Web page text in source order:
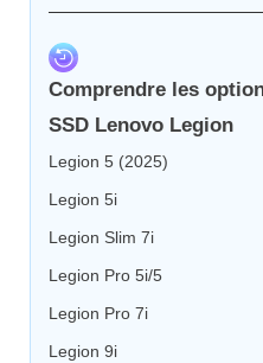
Comprendre les
SSD Lenovo Legion
Legion 5 (2025)
Legion 5i
Legion Slim 7i
Legion Pro 5i/5
Legion Pro 7i
Legion 9i